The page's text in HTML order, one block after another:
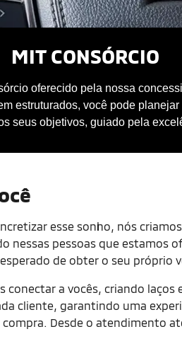
MIT CONSÓRCIO
oferecido pela nossa
estruturados, você pode
seus objetivos, guiado pela
esse sonho, nós
pessoas que estamos
de obter o seu próprio
conectar a vocês, criando
cliente, garantindo uma
Desde o atendimento